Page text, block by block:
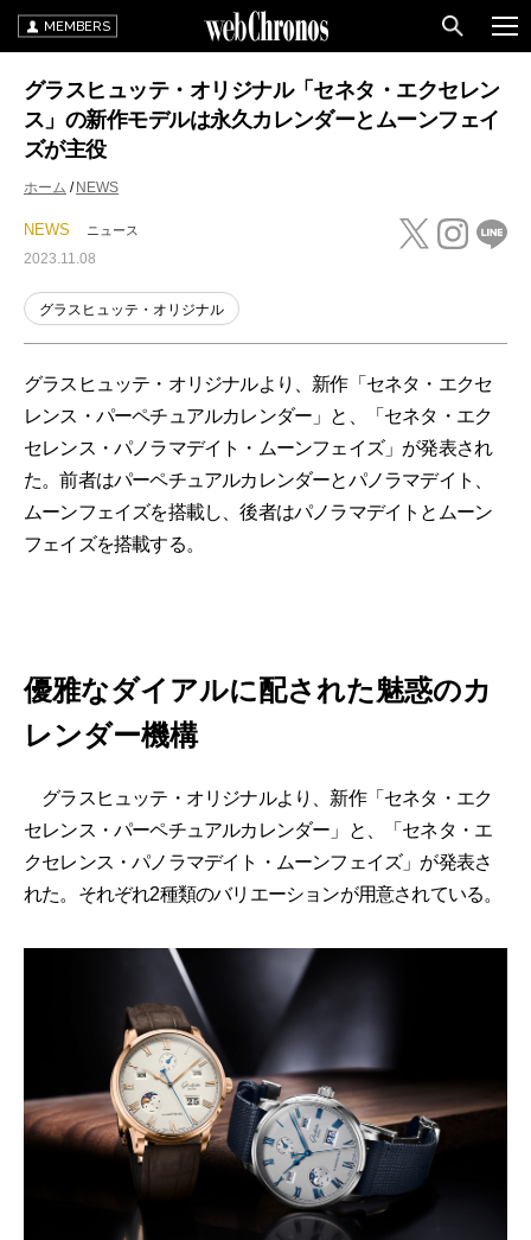
MEMBERS
グラスヒュッテ・オリジナル「セネタ・エクセレン
ス」の新作モデルは永久カレンダーとムーンフェイ
ズが主役
ホーム NEWS
NEWS ニュース
2023.11.08
グラスヒュッテ・オリジナル
グラスヒュッテ・オリジナルより、新作「セネタ・エクセ
レンス・パーペチュアルカレンダー」と、「セネタ・エク
セレンス・パノラマデイト・ムーンフェイズ」が発表され
た。前者はパーペチュアルカレンダーとパノラマデイト、
ムーンフェイズを搭載し、後者はパノラマデイトとムーン
フェイズを搭載する。
優雅なダイアルに配された魅惑のカ
レンダー機構
グラスヒュッテ・オリジナルより、新作「セネタ・エク
セレンス・パーペチュアルカレンダー」と、「セネタ・エ
クセレンス・パノラマデイト・ムーンフェイズ」が発表さ
れた。それぞれ2種類のバリエーションが用意されている。